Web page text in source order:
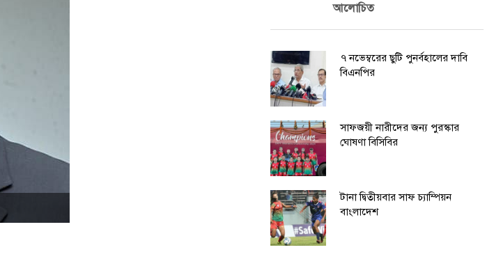
আলোচিত
৭ নভেম্বরের ছুটি পুনর্বহালের দাবি
বিএনপির
সাফজয়ী নারীদের জন্য পুরস্কার
ঘোষণা বিসিবির
টানা দ্বিতীয়বার সাফ চ্যাম্পিয়ন
বাংলাদেশ